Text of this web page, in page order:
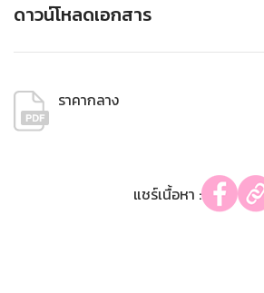
ดาวน์โหลดเอกสาร
ราคากลาง
แชร์เนื้อหา :